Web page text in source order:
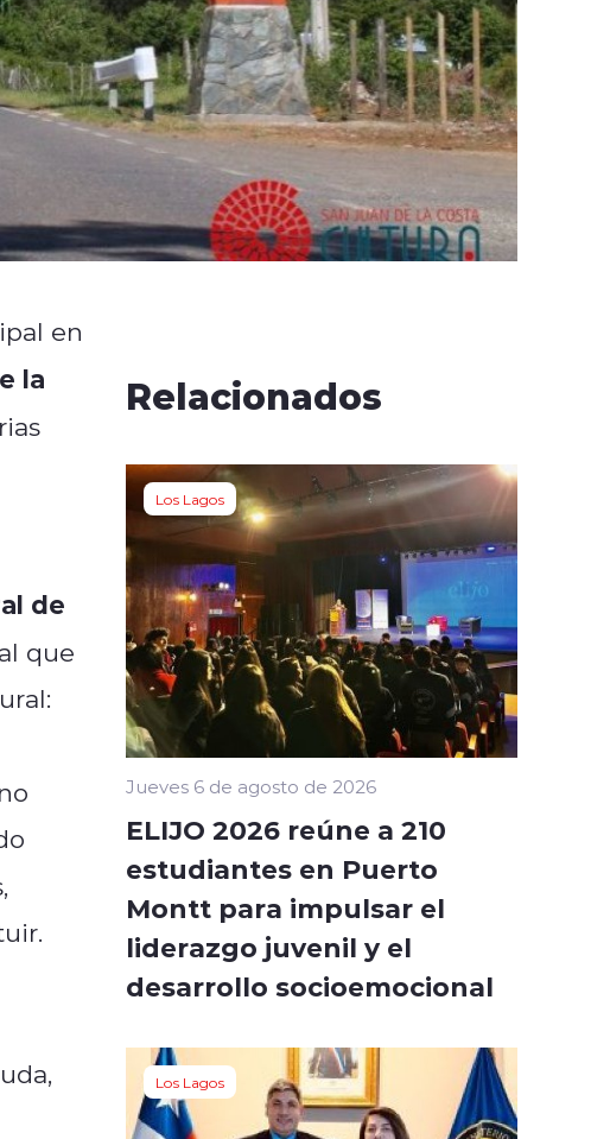
en
la
de
al que
Relacionados
Los Lagos
Jueves 6 de agosto de 2026
ELIJO 2026 reúne a 210
estudiantes en Puerto
Montt para impulsar el
liderazgo juvenil y el
desarrollo socioemocional
Los Lagos